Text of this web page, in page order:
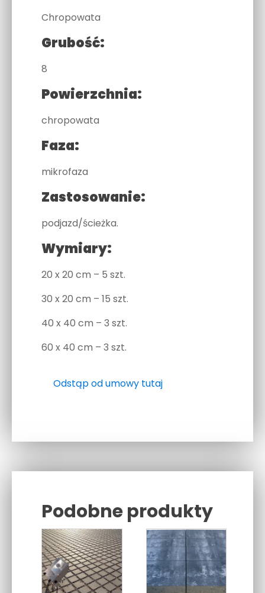
Chropowata
Grubość:
8
Powierzchnia:
chropowata
Faza:
mikrofaza
Zastosowanie:
podjazd/ścieżka.
Wymiary:
20 x 20 cm – 5 szt.
30 x 20 cm – 15 szt.
40 x 40 cm – 3 szt.
60 x 40 cm – 3 szt.
Odstąp od umowy tutaj
Podobne produkty
Ten
produkt
ma
wiele